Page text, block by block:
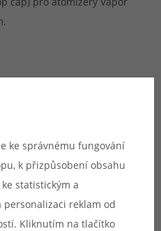
ke správnému fungování
k přizpůsobení obsahu
statistickým a
reklam od
Kliknutím na tlačítko